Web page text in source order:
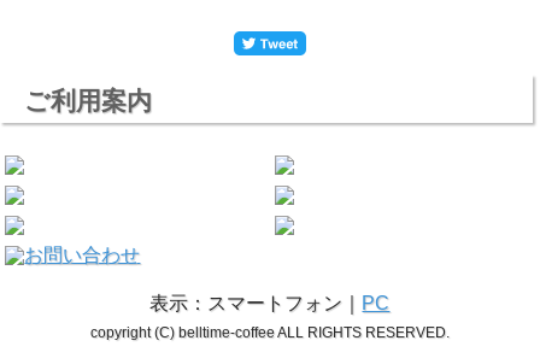
ご利用案内
表示：スマートフォン｜ PC
copyright (C) belltime-coffee ALL RIGHTS RESERVED.